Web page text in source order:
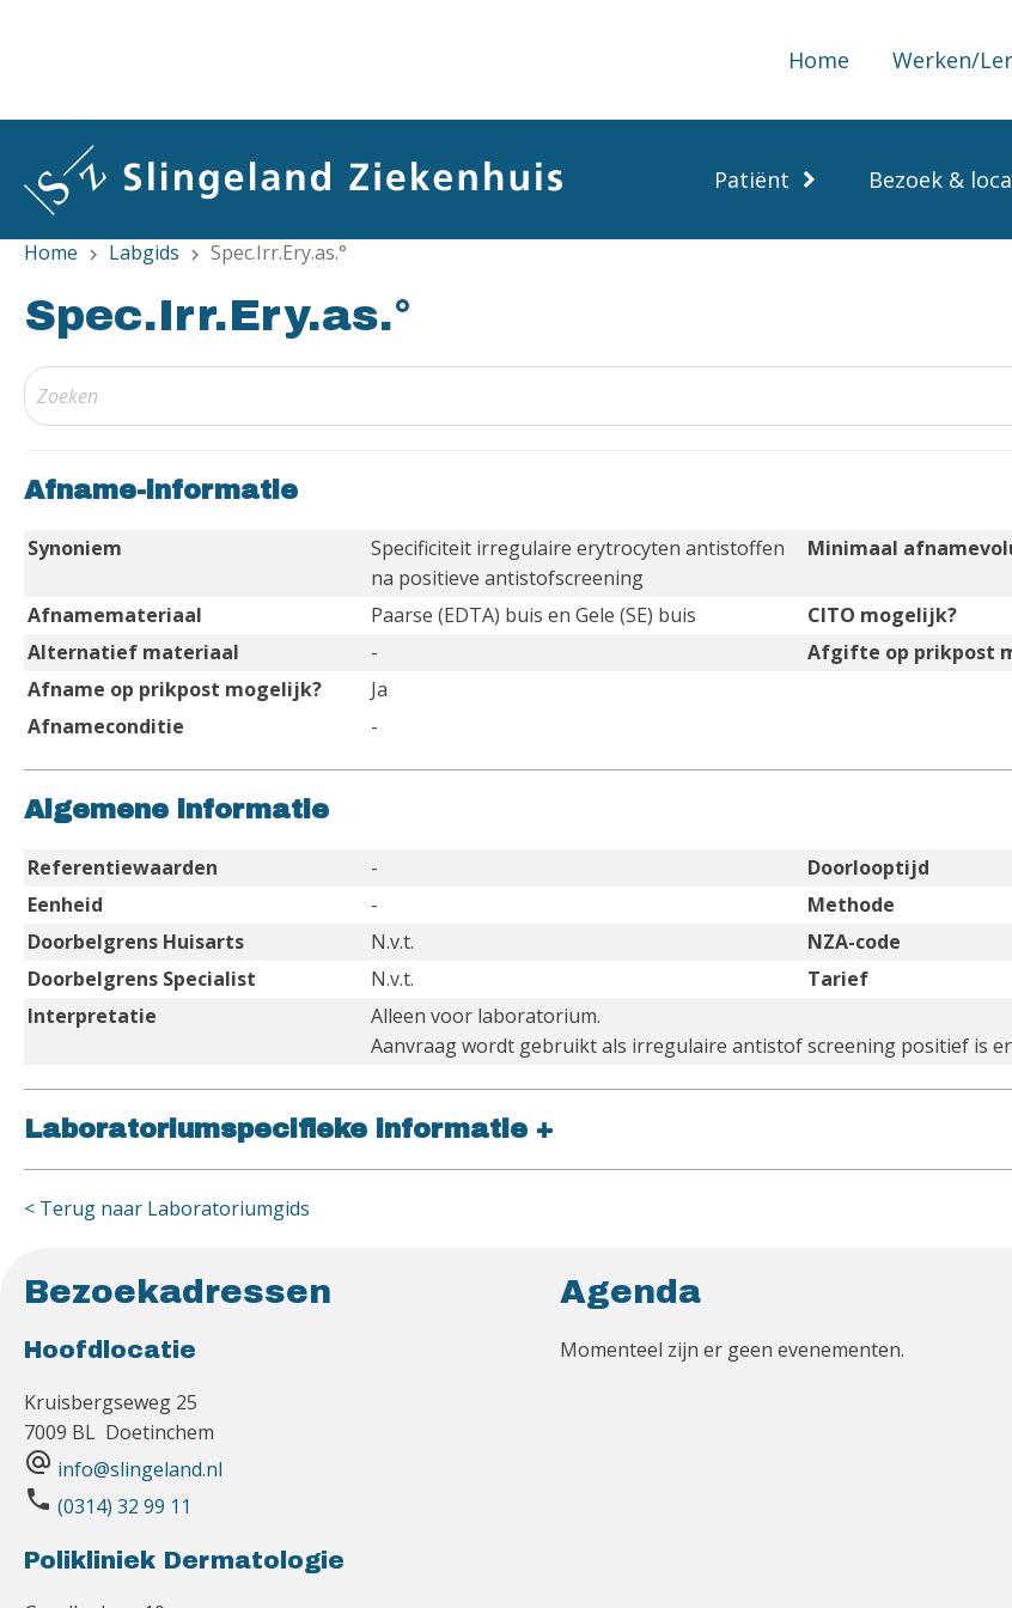
Home Werken/
Patiënt Bezoek &
Home chevron_right Labgids chevron_right Spec.Irr.Ery.as.°
Spec.Irr.Ery.as.°
Afname-informatie
Synoniem
Specificiteit irregulaire erytrocyten antistoffen
na positieve antistofscreening
Minimaal
Afnamemateriaal Paarse (EDTA) buis en Gele (SE) buis CITO mogelijk?
Alternatief materiaal
- Afgifte op prikpost
Afname op prikpost mogelijk?
Ja
Afnameconditie
-
Algemene informatie
Referentiewaarden - Doorlooptijd
Eenheid
- Methode
Doorbelgrens Huisarts
N.v.t. NZA-code
Doorbelgrens Specialist
N.v.t. Tarief
Interpretatie
Alleen voor laboratorium.
Aanvraag wordt gebruikt als irregulaire antistof screening positief is
Laboratoriumspecifieke informatie +
< Terug naar Laboratoriumgids
Bezoekadressen
Hoofdlocatie
Kruisbergseweg 25
7009 BL Doetinchem
alternate_email info@slingeland.nl
phone (0314) 32 99 11
Polikliniek Dermatologie
Agenda
Momenteel zijn er geen evenementen.